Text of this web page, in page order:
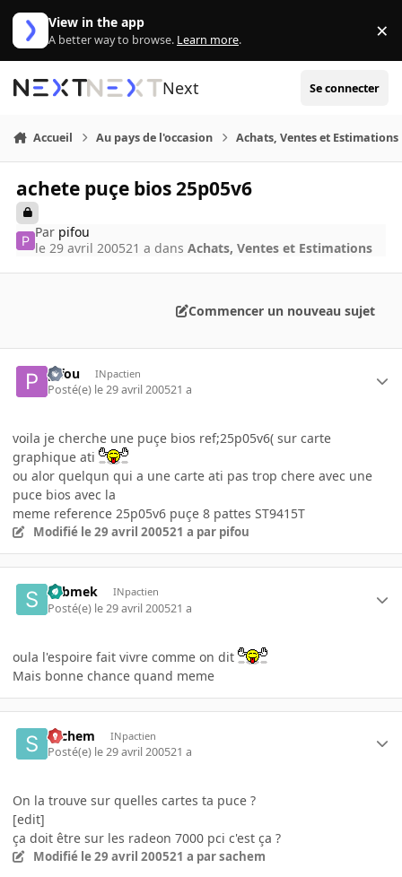
Aller au contenu
View in the app
A better way to browse. Learn more. ×
Next Se connecter
Accueil Au pays de l'occasion Achats, Ventes et Estimations
achete puçe bios 25p05v6
Par pifou
le 29 avril 200521 a dansAchats, Ventes et Estimations
Commencer un nouveau sujet
pifou INpactien
Posté(e) le 29 avril 200521 a
voila je cherche une puçe bios ref;25p05v6( sur carte
graphique ati
ou alor quelqun qui a une carte ati pas trop chere avec une
puce bios avec la
meme reference 25p05v6 puçe 8 pattes ST9415T
Modifié le 29 avril 200521 a par pifou
submek INpactien
Posté(e) le 29 avril 200521 a
oula l'espoire fait vivre comme on dit
Mais bonne chance quand meme
sachem INpactien
Posté(e) le 29 avril 200521 a
On la trouve sur quelles cartes ta puce ?
[edit]
ça doit être sur les radeon 7000 pci c'est ça ?
Modifié le 29 avril 200521 a par sachem